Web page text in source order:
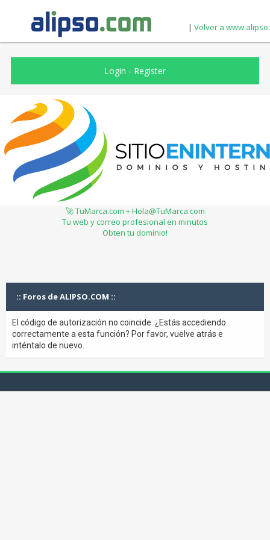
| Volver a
Login - Register
🚀 TuMarca.com + Hola@TuMarca.com
Tu web y correo profesional en minutos
Obten tu dominio!
:: Foros de ALIPSO.COM ::
El código de autorización no coincide. ¿Estás accediendo
correctamente a esta función? Por favor, vuelve atrás e
inténtalo de nuevo.